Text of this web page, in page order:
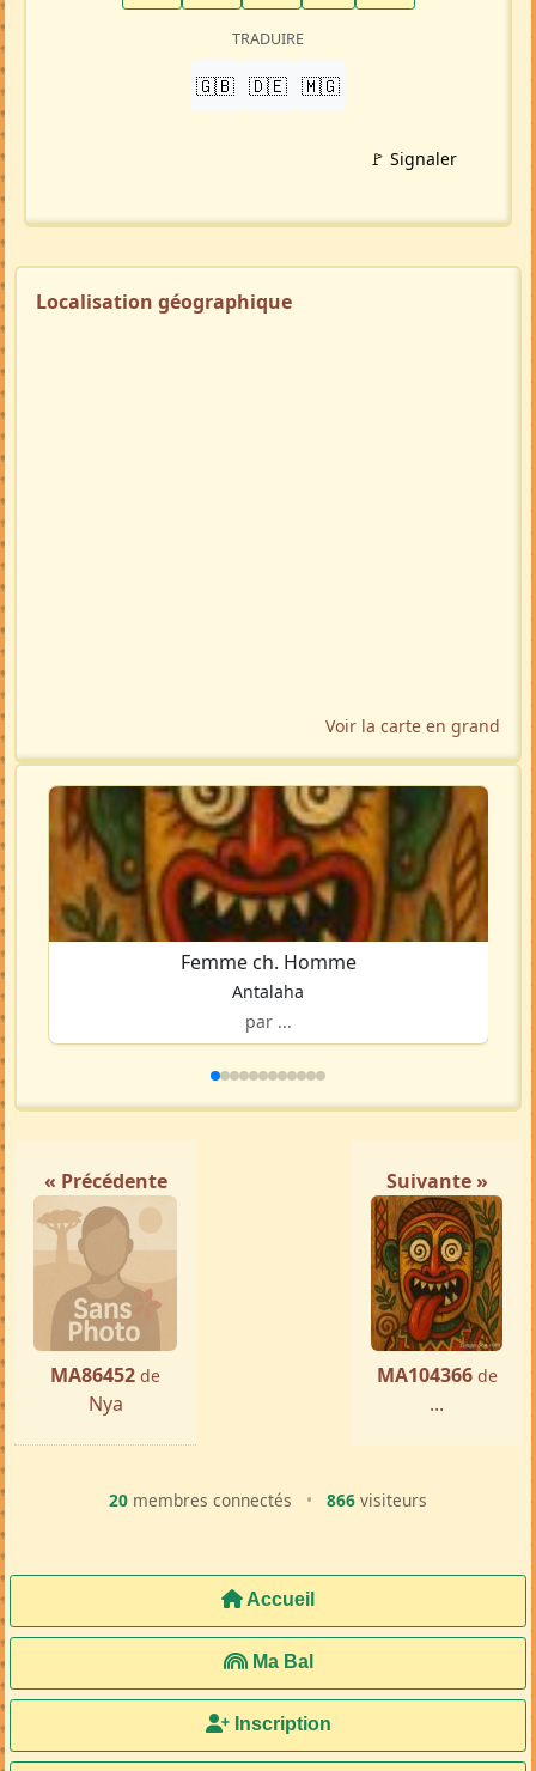
TRADUIRE
🇬🇧 🇩🇪 🇲🇬
🚩 Signaler
Localisation géographique
Voir la carte en grand
Femme ch. Homme
Antalaha
par ...
« Précédente
MA86452 de
Nya
Suivante »
MA104366 de
...
20 membres connectés • 866 visiteurs
Accueil
Ma Bal
Inscription